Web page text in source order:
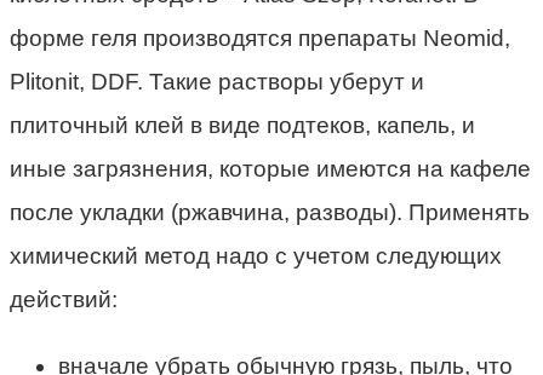
форме геля производятся препараты Neomid,
Plitonit, DDF. Такие растворы уберут и
плиточный клей в виде подтеков, капель, и
иные загрязнения, которые имеются на кафеле
после укладки (ржавчина, разводы). Применять
химический метод надо с учетом следующих
действий:
вначале убрать обычную грязь, пыль, что